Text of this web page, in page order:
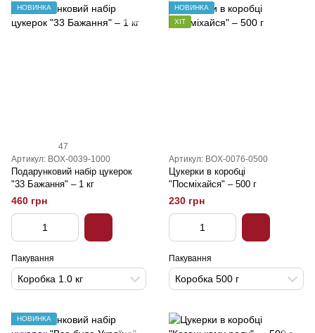
НОВИНКА
47
Артикул: BOX-0039-1000
Подарунковий набір цукерок
"33 Бажання" – 1 кг
460 грн
Пакування
Коробка 1.0 кг
НОВИНКА
ХІТ
Артикул: BOX-0076-0500
Цукерки в коробці
"Посміхайся" – 500 г
230 грн
Пакування
Коробка 500 г
НОВИНКА